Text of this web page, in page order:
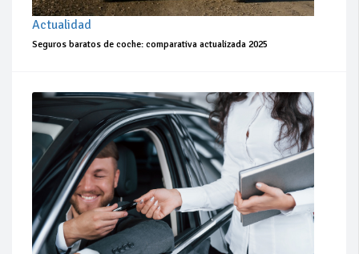
Actualidad
Seguros baratos de coche: comparativa actualizada 2025